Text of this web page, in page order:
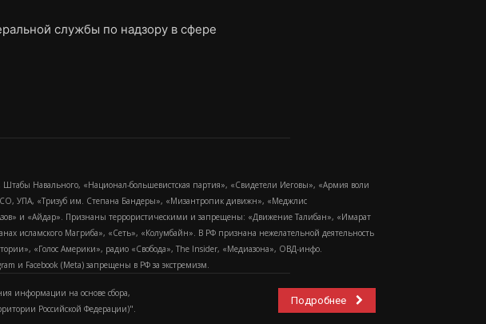
службы по надзору в сфере
Навального, «Национал-большевистская партия», «Свидетели Иеговы», «Армия воли
УПА, «Тризуб им. Степана Бандеры», «Мизантропик дивижн», «Меджлис
и «Айдар». Признаны террористическими и запрещены: «Движение Талибан», «Имарат
исламского Магриба», «Сеть», «Колумбайн». В РФ признана нежелательной деятельность
«Голос Америки», радио «Свобода», The Insider, «Медиазона», ОВД-инфо.
и Facebook (Metа) запрещены в РФ за экстремизм.
информации на основе сбора,
Российской Федерации)".
Подробнее